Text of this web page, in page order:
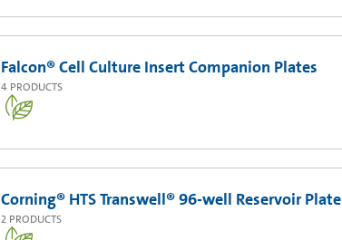
Falcon® Cell Culture Insert Companion Plates
4 PRODUCTS
Corning® HTS Transwell® 96-well Reservoir Plate
2 PRODUCTS